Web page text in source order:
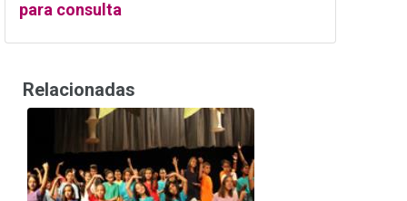
para consulta
Relacionadas